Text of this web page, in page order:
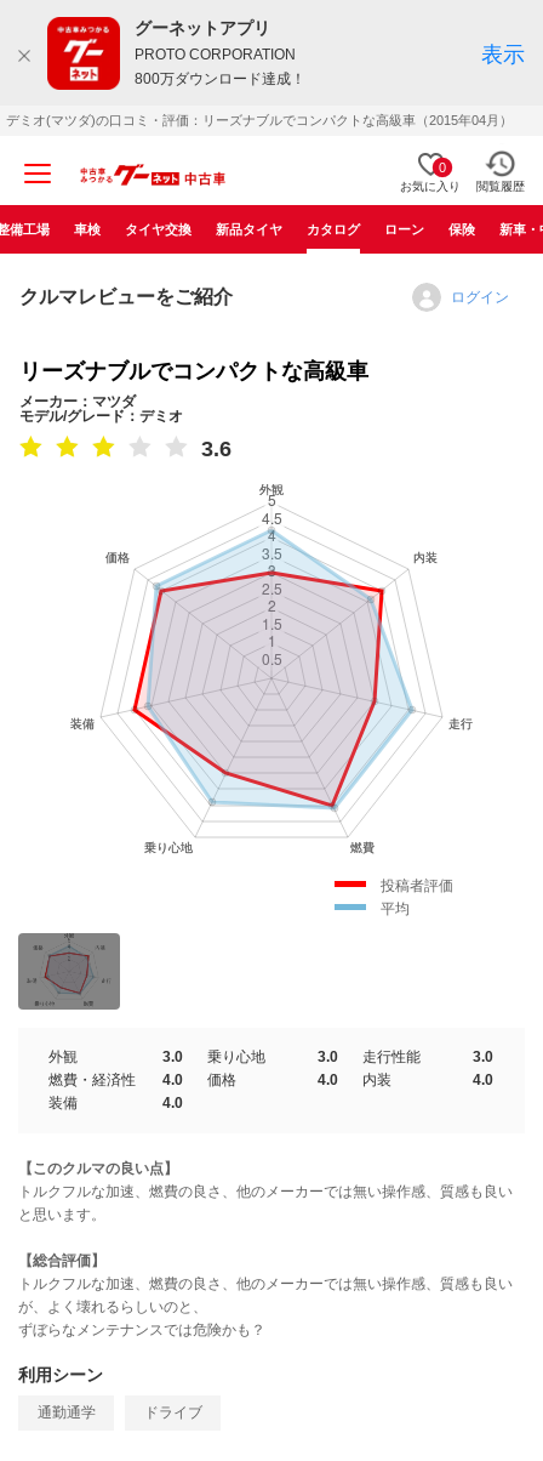
グーネットアプリ
PROTO CORPORATION
800万ダウンロード達成！
表示
デミオ(マツダ)の口コミ・評価：リーズナブルでコンパクトな高級車（2015年04月）
0
お気に入り 閲覧履歴
備工場 車検 タイヤ交換 新品タイヤ カタログ ローン 保険 新車・
クルマレビューをご紹介 ログイン
リーズナブルでコンパクトな高級車
メーカー：マツダ
モデル/グレード：デミオ
3.6
投稿者評価
平均
外観 3.0 乗り心地 3.0 走行性能
3.0
燃費・経済性
4.0 価格 4.0 内装
4.0
装備
4.0
【このクルマの良い点】
トルクフルな加速、燃費の良さ、他のメーカーでは無い操作感、質感も良い
と思います。
【総合評価】
トルクフルな加速、燃費の良さ、他のメーカーでは無い操作感、質感も良い
が、よく壊れるらしいのと、
ずぼらなメンテナンスでは危険かも？
利用シーン
通勤通学 ドライブ